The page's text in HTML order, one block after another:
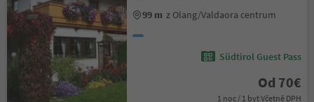
99 m z Olang/Valdaora centrum
Südtirol Guest Pass
Od 70€
1 noc / 1 byt Včetně DPH